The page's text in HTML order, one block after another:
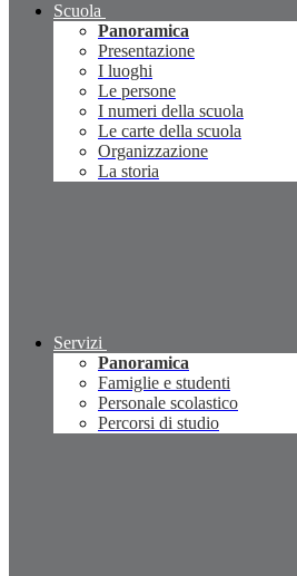
Scuola
Panoramica
Presentazione
I luoghi
Le persone
I numeri della scuola
Le carte della scuola
Organizzazione
La storia
Servizi
Panoramica
Famiglie e studenti
Personale scolastico
Percorsi di studio